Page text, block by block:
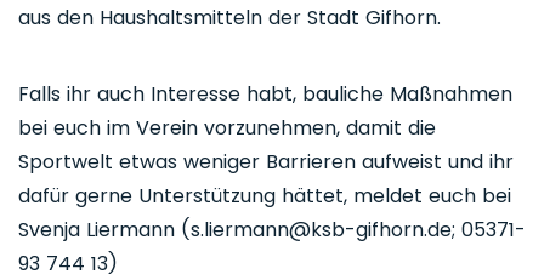
aus den Haushaltsmitteln der Stadt Gifhorn.
Falls ihr auch Interesse habt, bauliche Maßnahmen
bei euch im Verein vorzunehmen, damit die
Sportwelt etwas weniger Barrieren aufweist und ihr
dafür gerne Unterstützung hättet, meldet euch bei
Svenja Liermann (s.liermann@ksb-gifhorn.de; 05371-
93 744 13)